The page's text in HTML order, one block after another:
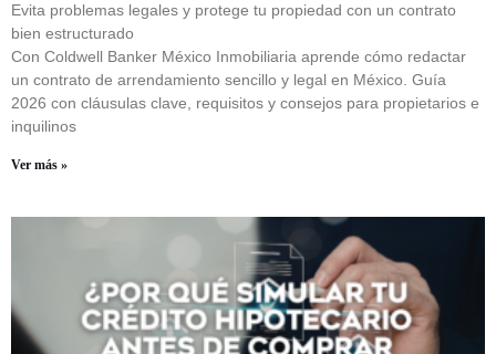
Evita problemas legales y protege tu propiedad con un contrato
bien estructurado
Con Coldwell Banker México Inmobiliaria aprende cómo redactar
un contrato de arrendamiento sencillo y legal en México. Guía
2026 con cláusulas clave, requisitos y consejos para propietarios e
inquilinos
Ver más »